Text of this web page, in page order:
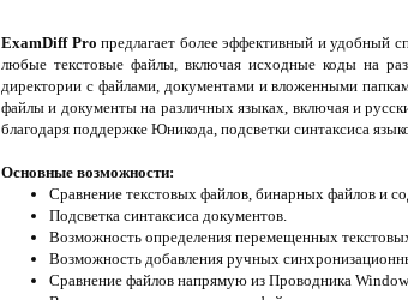
ExamDiff Pro предлагает более эффективный и удобный
любые текстовые файлы, включая исходные коды на
директории с файлами, документами и вложенными
файлы и документы на различных языках, включая и
благодаря поддержке Юникода, подсветки синтаксиса
Основные возможности:
Сравнение текстовых файлов, бинарных файлов и
Подсветка синтаксиса документов.
Возможность определения перемещенных
Возможность добавления ручных
Сравнение файлов напрямую из Проводника